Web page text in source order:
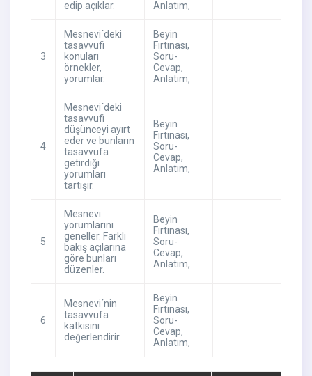
edip açıklar.
Anlatım,
3
Mesnevi´deki
tasavvufi
konuları
örnekler,
yorumlar.
Beyin
Fırtınası,
Soru-
Cevap,
Anlatım,
4
Mesnevi´deki
tasavvufi
düşünceyi ayırt
eder ve bunların
tasavvufa
getirdiği
yorumları
tartışır.
Beyin
Fırtınası,
Soru-
Cevap,
Anlatım,
5
Mesnevi
yorumlarını
geneller. Farklı
bakış açılarına
göre bunları
düzenler.
Beyin
Fırtınası,
Soru-
Cevap,
Anlatım,
6
Mesnevi´nin
tasavvufa
katkısını
değerlendirir.
Beyin
Fırtınası,
Soru-
Cevap,
Anlatım,